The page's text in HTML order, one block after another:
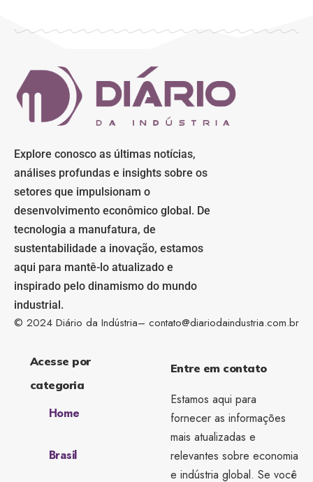
Explore conosco as últimas notícias,
análises profundas e insights sobre os
setores que impulsionam o
desenvolvimento econômico global. De
tecnologia a manufatura, de
sustentabilidade a inovação, estamos
aqui para mantê-lo atualizado e
inspirado pelo dinamismo do mundo
industrial.
© 2024 Diário da Indústria– contato@diariodaindustria.com.br
Acesse por
categoria
Home
Brasil
Entre em contato
Estamos aqui para
fornecer as informações
mais atualizadas e
relevantes sobre economia
e indústria global. Se você